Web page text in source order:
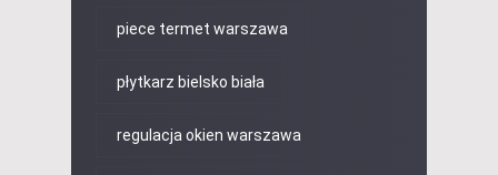
piece termet warszawa
płytkarz bielsko biała
regulacja okien warszawa